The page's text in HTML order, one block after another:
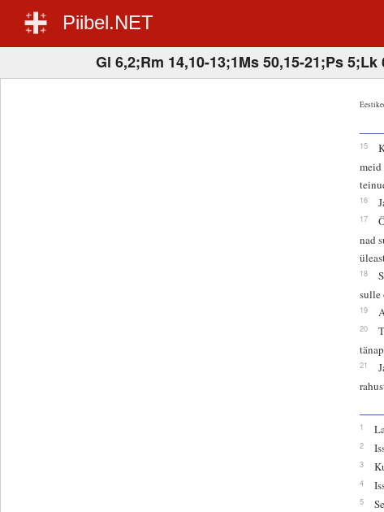
Piibel.NET
Gl 6,2;Rm 14,10-13;1Ms 50,15-21;Ps 5;Lk
15
meid
16
17
nad
18
sulle
19
20
21
1
2
3
4
5